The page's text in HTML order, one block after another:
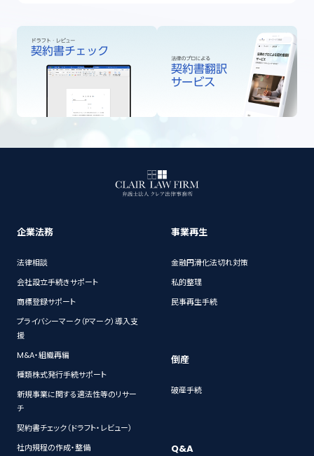
企業法務
法律相談
会社設立手続きサポート
商標登録サポート
プライバシーマーク（Pマーク）導入支
援
M&A・組織再編
種類株式発行手続サポート
新規事業に関する適法性等のリサー
チ
契約書チェック（ドラフト・レビュー）
社内規程の作成・整備
事業再生
金融円滑化法切れ対策
私的整理
民事再生手続
倒産
破産手続
Q&A